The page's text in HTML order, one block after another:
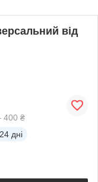
від
400 ₴
24 дні